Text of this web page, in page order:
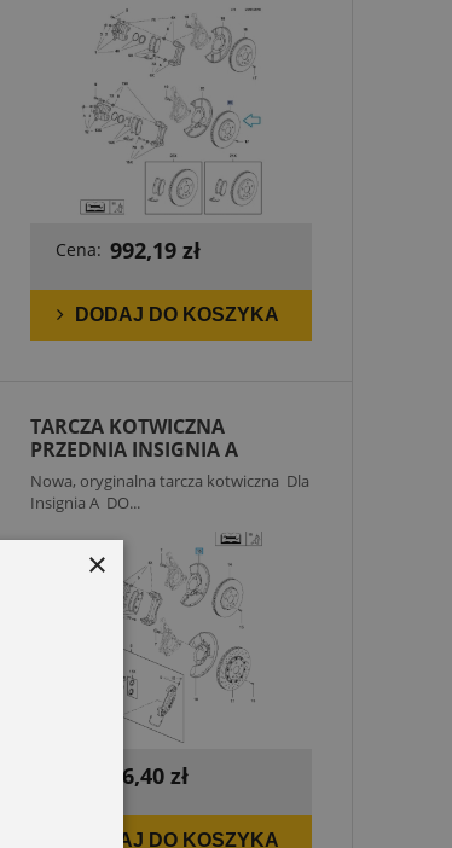
Cena: 992,19 zł
DODAJ DO KOSZYKA
TARCZA KOTWICZNA
PRZEDNIA INSIGNIA A
Nowa, oryginalna tarcza kotwiczna Dla
Insignia A DO...
96,40 zł
DODAJ DO KOSZYKA
×